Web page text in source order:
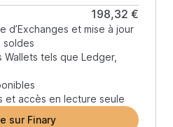
198,32 €
d’Exchanges et mise à jour
soldes
tels que Ledger,
et accès en lecture seule
sur Finary